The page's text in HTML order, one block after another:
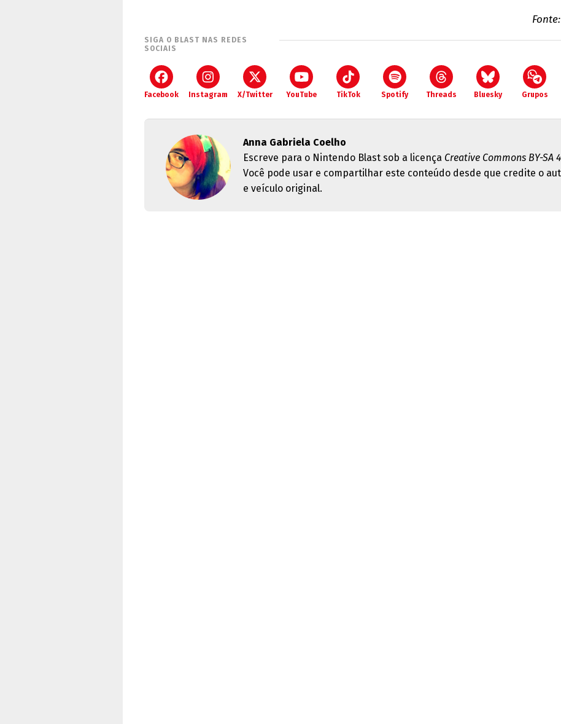
Fonte:
SIGA O BLAST NAS REDES
SOCIAIS
Facebook Instagram X/Twitter YouTube TikTok Spotify Threads Bluesky Grupos
Anna Gabriela Coelho
Escreve para o Nintendo Blast sob a licença Creative Commons BY-SA
Você pode usar e compartilhar este conteúdo desde que credite o
e veículo original.